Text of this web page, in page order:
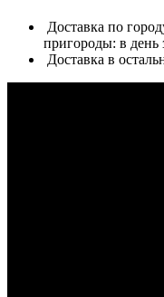
Доставка по
пригороды: в день
Доставка в